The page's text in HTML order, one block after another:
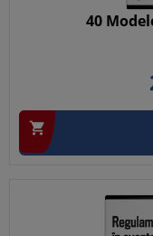
40
